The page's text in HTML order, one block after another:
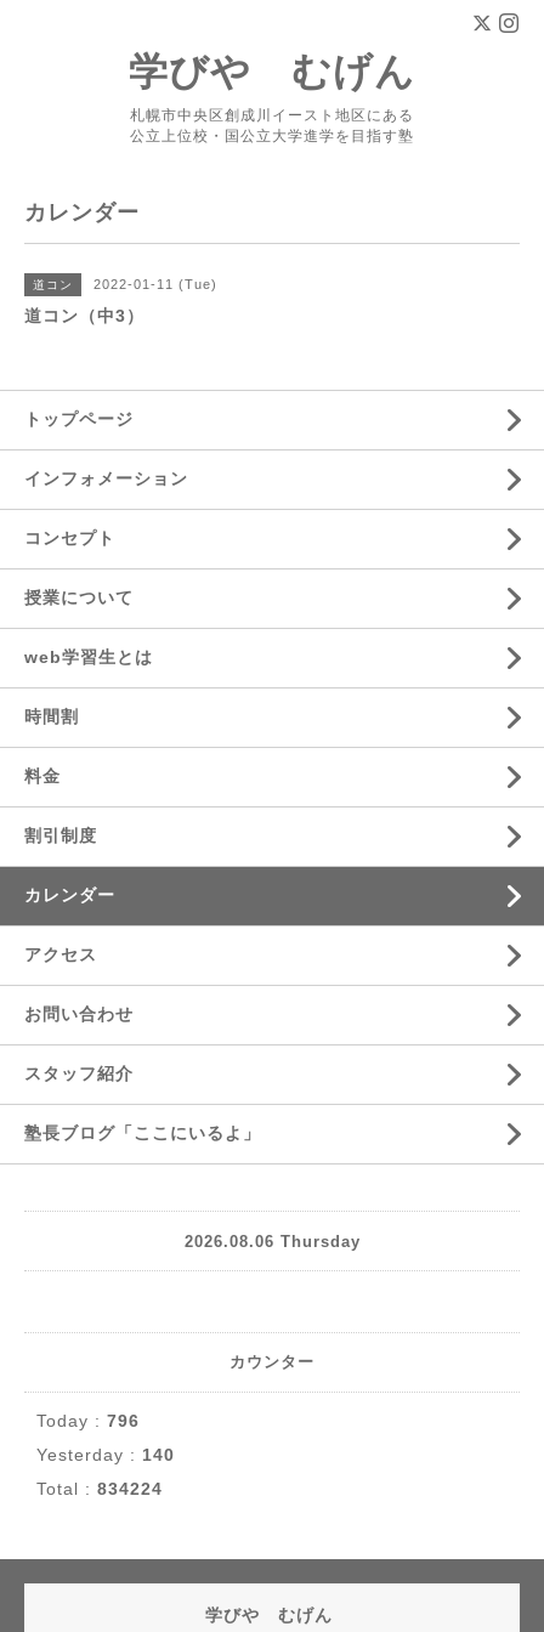
学びや むげん
札幌市中央区創成川イースト地区にある
公立上位校・国公立大学進学を目指す塾
カレンダー
道コン 2022-01-11 (Tue)
道コン（中3）
トップページ
インフォメーション
コンセプト
授業について
web学習生とは
時間割
料金
割引制度
カレンダー
アクセス
お問い合わせ
スタッフ紹介
塾長ブログ「ここにいるよ」
2026.08.06 Thursday
カウンター
Today : 796
Yesterday : 140
Total : 834224
学びや むげん